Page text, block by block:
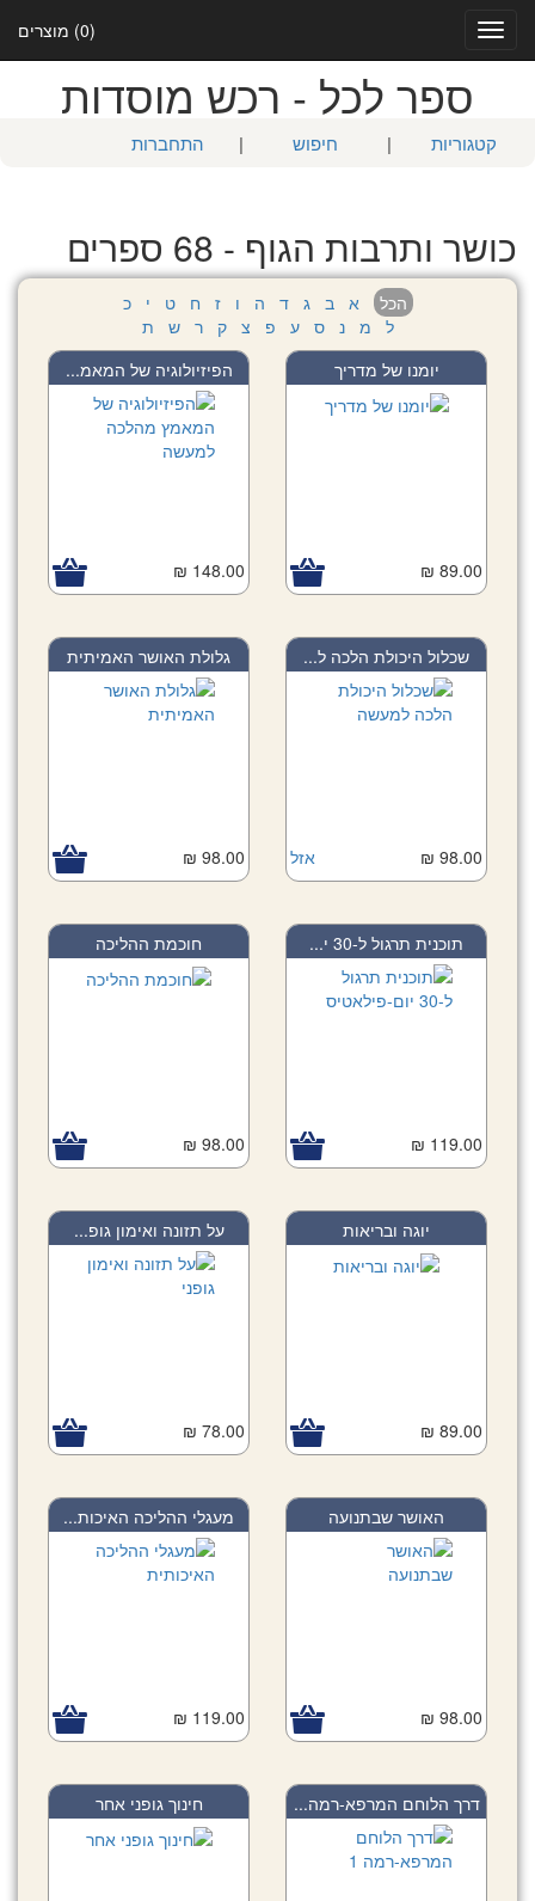
(0) מוצרים
Toggle
navigation
ספר לכל - רכש מוסדות
קטגוריות | חיפוש | התחברות
כושר ותרבות הגוף - 68 ספרים
הכל א ב ג ד ה ו ז ח ט י
כ
ל
מ נ ס ע פ צ ק ר ש
ת
יומנו של מדריך
89.00 ₪
הפיזיולוגיה של המאמ...
148.00 ₪
שכלול היכולת הלכה ל...
אזל 98.00 ₪
גלולת האושר האמיתית
98.00 ₪
תוכנית תרגול ל-30 י...
119.00 ₪
חוכמת ההליכה
98.00 ₪
יוגה ובריאות
89.00 ₪
על תזונה ואימון גופ...
78.00 ₪
האושר שבתנועה
98.00 ₪
מעגלי ההליכה האיכות...
119.00 ₪
דרך הלוחם המרפא-רמה... חינוך גופני אחר